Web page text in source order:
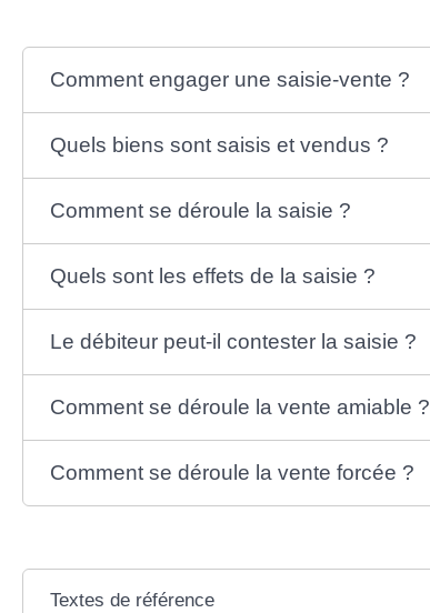
Comment engager une saisie-vente ?
Quels biens sont saisis et vendus ?
Comment se déroule la saisie ?
Quels sont les effets de la saisie ?
Le débiteur peut-il contester la saisie ?
Comment se déroule la vente amiable ?
Comment se déroule la vente forcée ?
Textes de référence